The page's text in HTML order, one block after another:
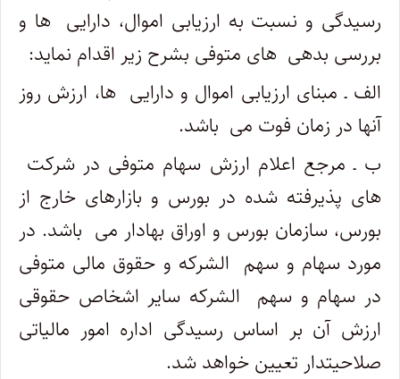
رسیدگی و نسبت به ارزیابی اموال، دارایی ‎ ها و
بررسی بدهی ‎ های متوفی بشرح زیر اقدام نماید:
الف ـ مبنای ارزیابی اموال و دارایی ‎ ها، ارزش روز
آنها در زمان فوت می ‎ باشد.
های پذیرفته شده در بورس و بازارهای خارج از
بورس، سازمان بورس و اوراق بهادار می ‎ باشد. در
مورد سهام و سهم ‎ الشرکه و حقوق مالی متوفی
در سهام و سهم ‎ الشرکه سایر اشخاص حقوقی
ارزش آن بر اساس رسیدگی اداره امور مالیاتی
صلاحیت­دار تعیین خواهد شد.